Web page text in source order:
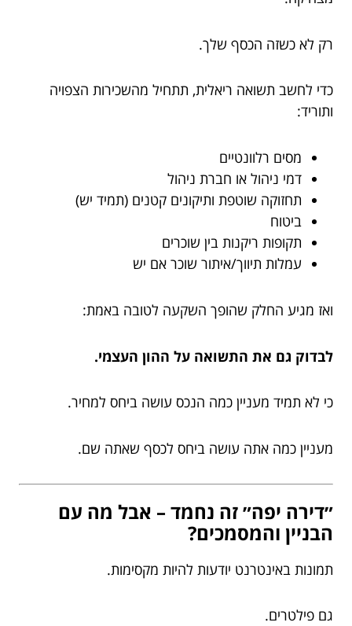
רק לא כשזה הכסף שלך.
כדי לחשב תשואה ריאלית, תתחיל מהשכירות הצפויה
ותוריד:
מסים רלוונטיים
דמי ניהול או חברת ניהול
תחזוקה שוטפת ותיקונים קטנים (תמיד יש)
ביטוח
תקופות ריקנות בין שוכרים
עמלות תיווך/איתור שוכר אם יש
ואז מגיע החלק שהופך השקעה לטובה באמת:
לבדוק גם את התשואה על ההון העצמי.
כי לא תמיד מעניין כמה הנכס עושה ביחס למחיר.
מעניין כמה אתה עושה ביחס לכסף שאתה שם.
״דירה יפה״ זה נחמד – אבל מה עם
הבניין והמסמכים?
תמונות באינטרנט יודעות להיות מקסימות.
גם פילטרים.